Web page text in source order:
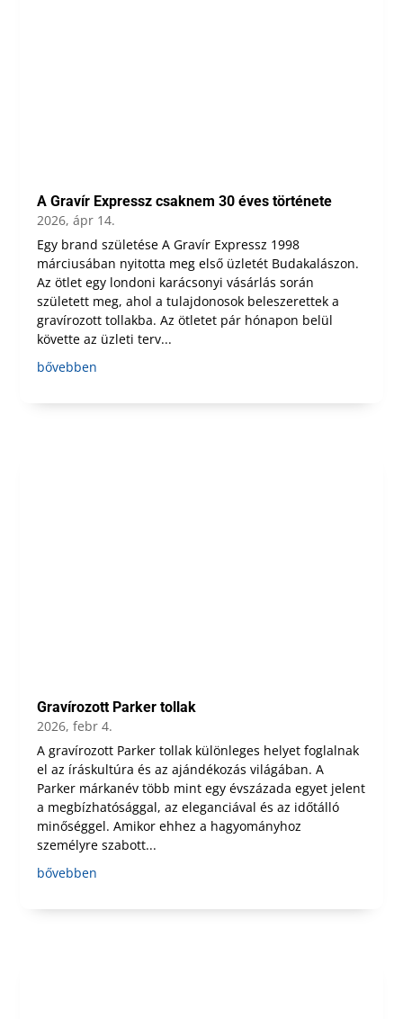
A Gravír Expressz csaknem 30 éves története
2026, ápr 14.
Egy brand születése A Gravír Expressz 1998
márciusában nyitotta meg első üzletét Budakalászon.
Az ötlet egy londoni karácsonyi vásárlás során
született meg, ahol a tulajdonosok beleszerettek a
gravírozott tollakba. Az ötletet pár hónapon belül
követte az üzleti terv...
bővebben
Gravírozott Parker tollak
2026, febr 4.
A gravírozott Parker tollak különleges helyet foglalnak
el az íráskultúra és az ajándékozás világában. A
Parker márkanév több mint egy évszázada egyet jelent
a megbízhatósággal, az eleganciával és az időtálló
minőséggel. Amikor ehhez a hagyományhoz
személyre szabott...
bővebben